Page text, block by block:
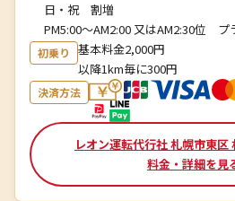
日・祝 割増
PM5:00～AM2:00 又はAM2:30位 プ
初乗り
基本料金2,000円
以降1km毎に300円
決済方法
レオン運転代行社 札幌市東区
料金・詳細を見